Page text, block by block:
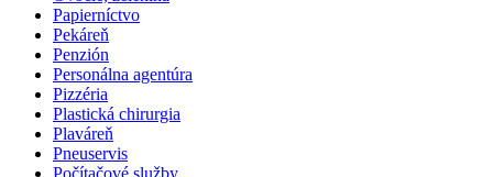
Papierníctvo
Pekáreň
Penzión
Personálna agentúra
Pizzéria
Plastická chirurgia
Plaváreň
Pneuservis
Počítačové služby